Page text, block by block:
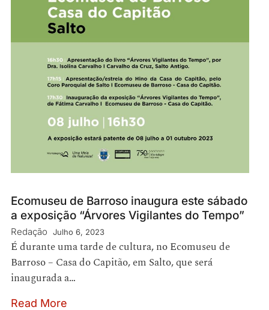
Ecomuseu de Barroso inaugura este sábado
a exposição “Árvores Vigilantes do Tempo”
Redação Julho 6, 2023
É durante uma tarde de cultura, no Ecomuseu de
Barroso – Casa do Capitão, em Salto, que será
inaugurada a…
Read More